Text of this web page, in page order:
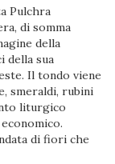
Pulchra
di somma
della
della sua
Il tondo viene
smeraldi, rubini
liturgico
di fiori che